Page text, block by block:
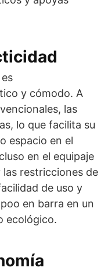
es
y cómodo. A
las
lo que facilita su
espacio en el
en el equipaje
restricciones de
de uso y
en barra en un
ecológico.